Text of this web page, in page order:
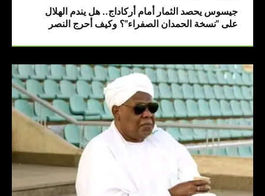
جيسوس يحصد الثمار أمام أركاداج.. هل يندم الهلال
على "نسخة الحمدان الصفراء"؟ وكيف أحرج النصر